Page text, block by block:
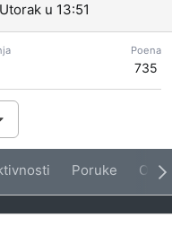
Utorak u 13:51
Poena
735
Poruke O